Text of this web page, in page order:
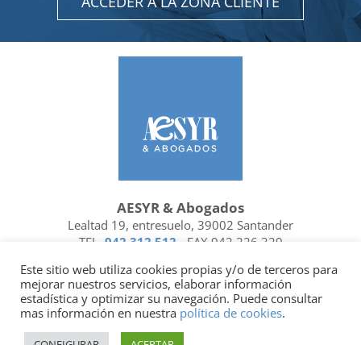
AESYR & Abogados
Lealtad 19, entresuelo, 39002 Santander
TEL. 942 312 512 - FAX 942 226 329
FacebookLinkedin
Socio de | Miembro de
Este sitio web utiliza cookies propias y/o de terceros para
mejorar nuestros servicios, elaborar información
estadística y optimizar su navegación. Puede consultar
mas información en nuestra política de cookies.